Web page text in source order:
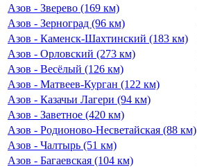
Азов - Зверево (169 км)
Азов - Зерноград (96 км)
Азов - Каменск-Шахтинский (183 км)
Азов - Орловский (273 км)
Азов - Весёлый (126 км)
Азов - Матвеев-Курган (122 км)
Азов - Казачьи Лагери (94 км)
Азов - Заветное (420 км)
Азов - Родионово-Несветайская (88 км)
Азов - Чалтырь (51 км)
Азов - Багаевская (104 км)